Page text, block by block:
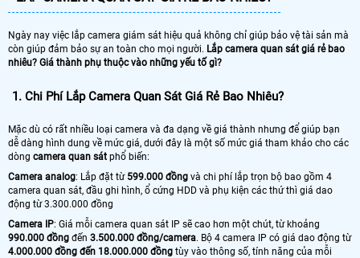
Ngày nay việc lắp camera giám sát hiệu quả không chỉ giúp bảo vệ tài sản mà
còn giúp đảm bảo sự an toàn cho mọi người. Lắp camera quan sát giá rẻ bao
nhiêu? Giá thành phụ thuộc vào những yếu tố gì?
1. Chi Phí Lắp Camera Quan Sát Giá Rẻ Bao Nhiêu?
Mặc dù có rất nhiều loại camera và đa dạng về giá thành nhưng để giúp bạn
dễ dàng hình dung về mức giá, dưới đây là một số mức giá tham khảo cho các
dòng camera quan sát phổ biến:
Camera analog: Lắp đặt từ 599.000 đồng và chi phí lắp trọn bộ bao gồm 4
camera quan sát, đầu ghi hình, ổ cứng HDD và phụ kiện các thứ thì giá dao
động từ 3.300.000 đồng
Camera IP: Giá mỗi camera quan sát IP sẽ cao hơn một chút, từ khoảng
990.000 đồng đến 3.500.000 đồng/camera. Bộ 4 camera IP có giá dao động từ
4.000.000 đồng đến 18.000.000 đồng tùy vào thông số, tính năng của mỗi